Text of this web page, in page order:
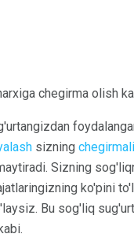
chegirma olish
sizning chegirmali
Sizning
ko'pini
Bu sog'liq